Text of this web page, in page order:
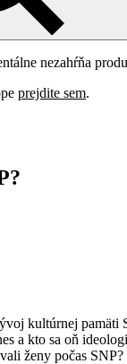
nezahŕňa
prejdite sem.
kultúrnej pamäti
a kto sa oň
ženy počas SNP?